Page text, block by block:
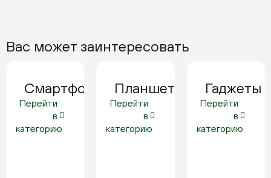
Вас может заинтересовать
Смартфоны
Перейти
в
категорию
Планшеты
Перейти
в
категорию
Гаджеты
Перейти
в
категорию